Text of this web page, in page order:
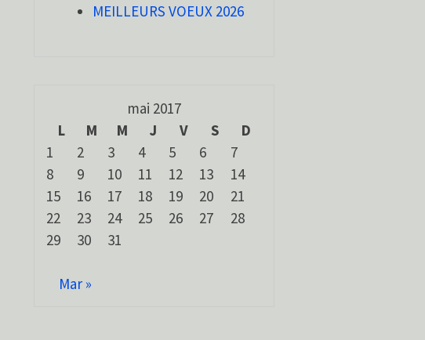
MEILLEURS VOEUX 2026
mai 2017
L
M M J V S
D
1
2 3 4 5 6
7
8
9 10 11 12 13
14
15
16 17 18 19 20
21
22
23 24 25 26 27
28
29
30 31
Mar »